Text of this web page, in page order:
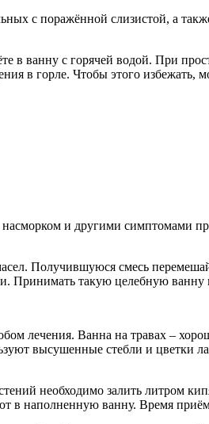
с поражённой слизистой, а
в ванну с горячей водой. При
в горле. Чтобы этого избежать,
и другими симптомами
Получившуюся смесь
Принимать такую целебную
лечения. Ванна на травах –
высушенные стебли и цветки
необходимо залить литром
в наполненную ванну. Время